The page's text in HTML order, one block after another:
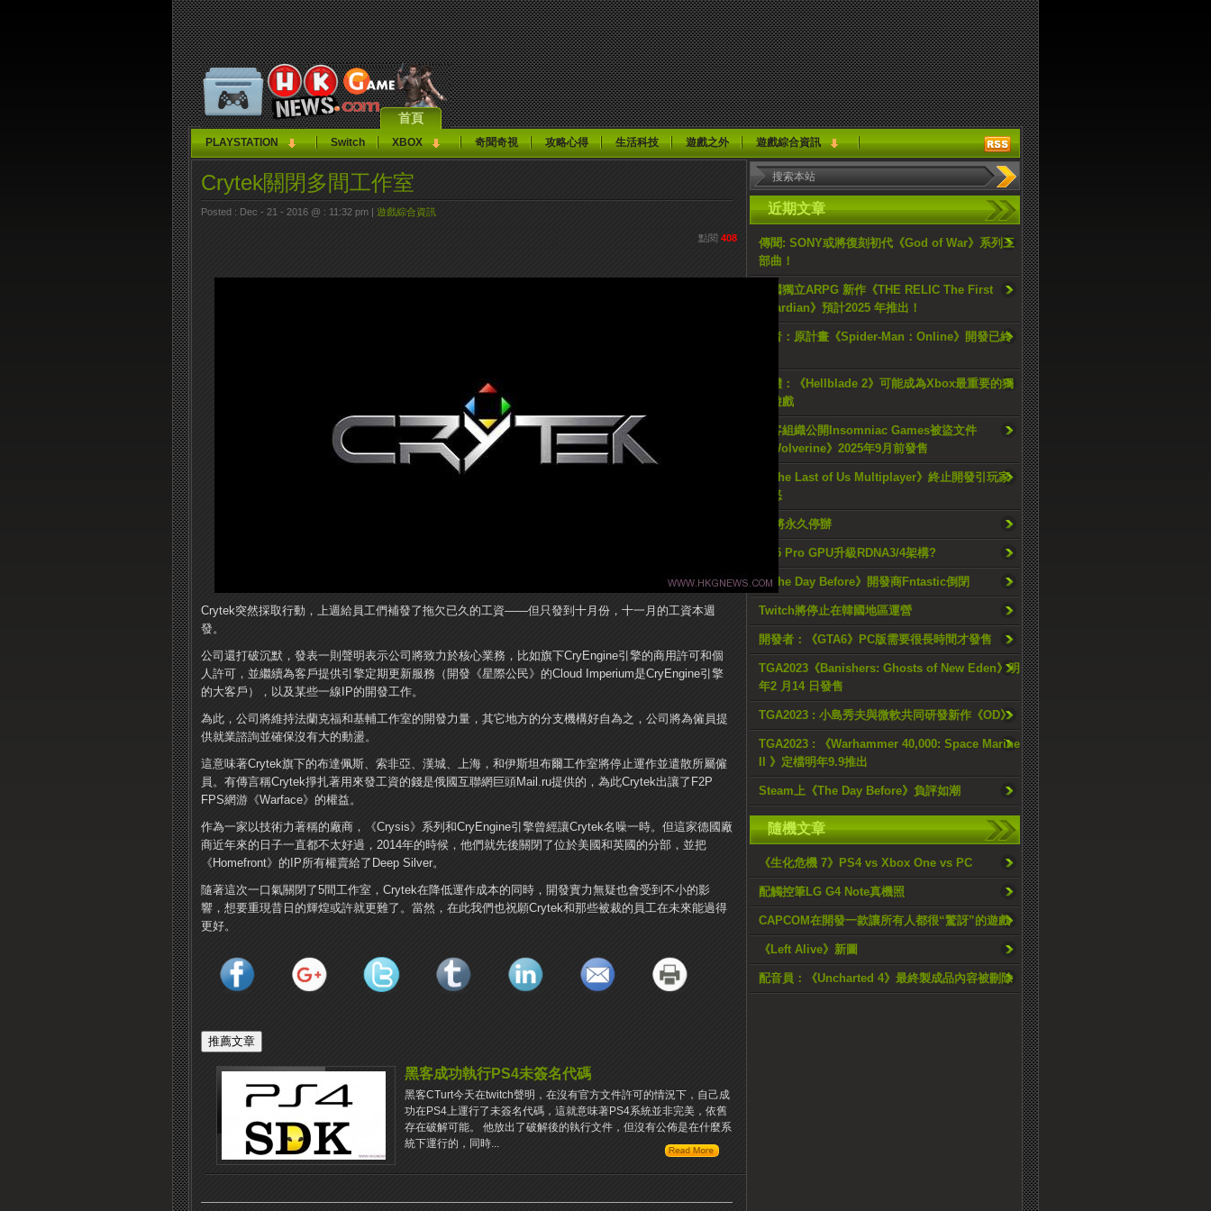
首頁
PLAYSTATION Switch XBOX 奇聞奇視 攻略心得 生活科技 遊戲之外 遊戲綜合資訊
近期文章
傳聞: SONY或將復刻初代《God of War》系列三
部曲！
韓國獨立ARPG 新作《THE RELIC The First
Guardian》預計2025 年推出！
記者：原計畫《Spider-Man：Online》開發已終
媒體：《Hellblade 2》可能成為Xbox最重要的獨
佔遊戲
駭客組織公開Insomniac Games被盜文件
《Wolverine》2025年9月前發售
《The Last of Us Multiplayer》終止開發引玩家
憤怒
E3將永久停辦
PS5 Pro GPU升級RDNA3/4架構?
《The Day Before》開發商Fntastic倒閉
Twitch將停止在韓國地區運營
開發者：《GTA6》PC版需要很長時間才發售
TGA2023《Banishers: Ghosts of New Eden》明
年2 月14 日發售
TGA2023 : 小島秀夫與微軟共同研發新作《OD》
TGA2023 : 《Warhammer 40,000: Space Marine
II 》定檔明年9.9推出
Steam上《The Day Before》負評如潮
隨機文章
《生化危機 7》PS4 vs Xbox One vs PC
配觸控筆LG G4 Note真機照
CAPCOM在開發一款讓所有人都很“驚訝”的遊戲
《Left Alive》新圖
配音員：《Uncharted 4》最終製成品內容被刪除
Crytek關閉多間工作室
Posted : Dec - 21 - 2016 @ : 11:32 pm | 遊戲綜合資訊
點閱 408
Crytek突然採取行動，上週給員工們補發了拖欠已久的工資——但只發到十月份，十一月的工資本週
發。
公司還打破沉默，發表一則聲明表示公司將致力於核心業務，比如旗下CryEngine引擎的商用許可和個
人許可，並繼續為客戶提供引擎定期更新服務（開發《星際公民》的Cloud Imperium是CryEngine引擎
的大客戶），以及某些一線IP的開發工作。
為此，公司將維持法蘭克福和基輔工作室的開發力量，其它地方的分支機構好自為之，公司將為僱員提
供就業諮詢並確保沒有大的動盪。
這意味著Crytek旗下的布達佩斯、索非亞、漢城、上海，和伊斯坦布爾工作室將停止運作並遣散所屬僱
員。有傳言稱Crytek掙扎著用來發工資的錢是俄國互聯網巨頭Mail.ru提供的，為此Crytek出讓了F2P
FPS網游《Warface》的權益。
作為一家以技術力著稱的廠商，《Crysis》系列和CryEngine引擎曾經讓Crytek名噪一時。但這家德國廠
商近年來的日子一直都不太好過，2014年的時候，他們就先後關閉了位於美國和英國的分部，並把
《Homefront》的IP所有權賣給了Deep Silver。
隨著這次一口氣關閉了5間工作室，Crytek在降低運作成本的同時，開發實力無疑也會受到不小的影
響，想要重現昔日的輝煌或許就更難了。當然，在此我們也祝願Crytek和那些被裁的員工在未來能過得
更好。
黑客成功執行PS4未簽名代碼
黑客CTurt今天在twitch聲明，在沒有官方文件許可的情況下，自己成
功在PS4上運行了未簽名代碼，這就意味著PS4系統並非完美，依舊
存在破解可能。 他放出了破解後的執行文件，但沒有公佈是在什麼系
統下運行的，同時...